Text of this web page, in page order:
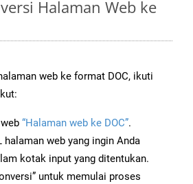
Halaman Web ke
web ke format DOC, ikuti
“Halaman web ke DOC”.
halaman web yang ingin Anda
kotak input yang ditentukan.
untuk memulai proses